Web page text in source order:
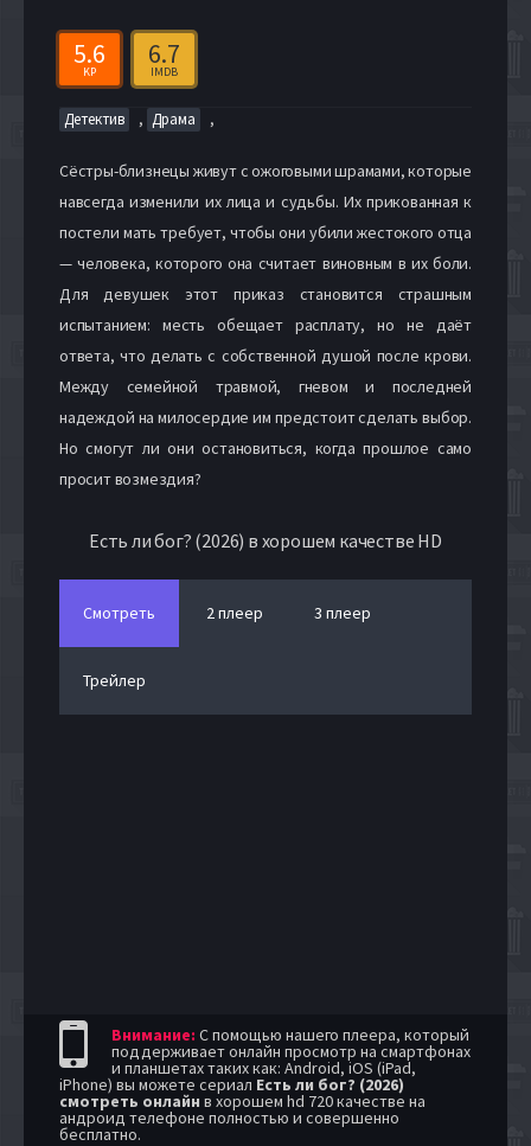
5.6
KP
6.7
IMDB
Детектив , Драма ,
Сёстры-близнецы живут с ожоговыми шрамами, которые
навсегда изменили их лица и судьбы. Их прикованная к
постели мать требует, чтобы они убили жестокого отца
— человека, которого она считает виновным в их боли.
Для девушек этот приказ становится страшным
испытанием: месть обещает расплату, но не даёт
ответа, что делать с собственной душой после крови.
Между семейной травмой, гневом и последней
надеждой на милосердие им предстоит сделать выбор.
Но смогут ли они остановиться, когда прошлое само
просит возмездия?
Есть ли бог? (2026) в хорошем качестве HD
Смотреть 2 плеер 3 плеер
Трейлер
Внимание: С помощью нашего плеера, который
поддерживает онлайн просмотр на смартфонах
и планшетах таких как: Android, iOS (iPad,
iPhone) вы можете сериал Есть ли бог? (2026)
смотреть онлайн в хорошем hd 720 качестве на
андроид телефоне полностью и совершенно
бесплатно.